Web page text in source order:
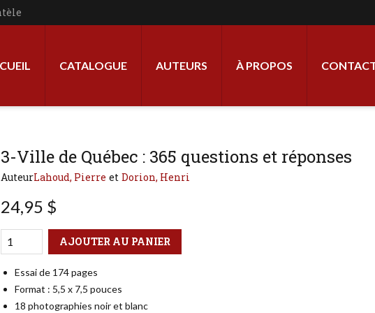
CATALOGUE AUTEURS À PROPOS
3-Ville de Québec : 365 questions et réponses
AuteurLahoud, Pierre Dorion, Henri
24,95 $
Qté
Format AJOUTER AU PANIER
Essai de 174 pages
Format : 5,5 x 7,5 pouces
18 photographies noir et blanc